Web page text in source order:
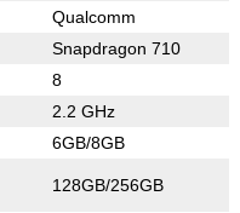
Qualcomm
Snapdragon 710
8
2.2 GHz
6GB/8GB
128GB/256GB